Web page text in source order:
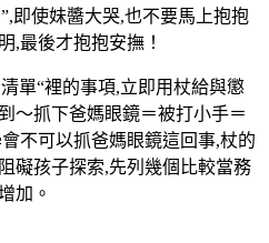
即使妹醬大哭,也不要馬上抱抱
,最後才抱抱安撫！
單“裡的事項,立即用杖給與懲
～抓下爸媽眼鏡＝被打小手＝
不可以抓爸媽眼鏡這回事,杖的
礙孩子探索,先列幾個比較當務
加。